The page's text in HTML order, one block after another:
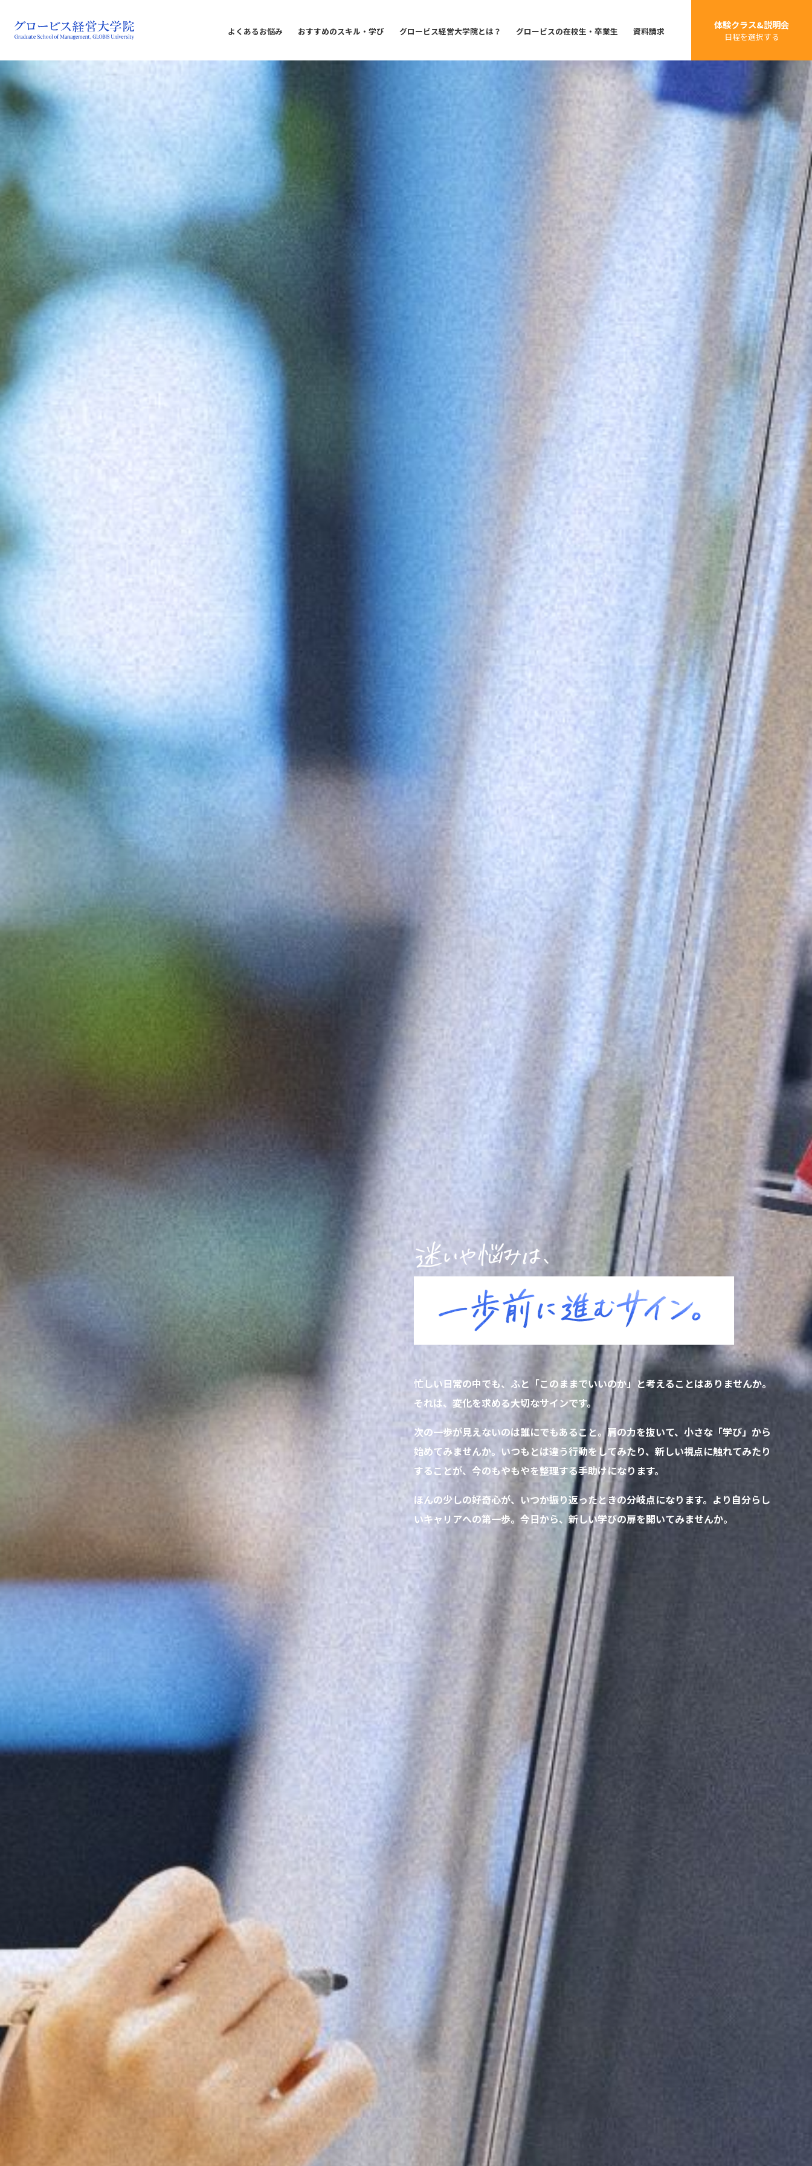
よくあるお悩み おすすめのスキル・学び グロービス経営大学院とは？ グロービスの在校生・卒業生 資料請求 体験クラス&説明会
日程を選択する
忙しい日常の中でも、ふと「このままでいいのか」と考えることはありませんか。
それは、変化を求める大切なサインです。
次の一歩が見えないのは誰にでもあること。肩の力を抜いて、小さな「学び」から
始めてみませんか。いつもとは違う行動をしてみたり、新しい視点に触れてみたり
することが、今のもやもやを整理する手助けになります。
ほんの少しの好奇心が、いつか振り返ったときの分岐点になります。より自分らし
いキャリアへの第一歩。今日から、新しい学びの扉を開いてみませんか。